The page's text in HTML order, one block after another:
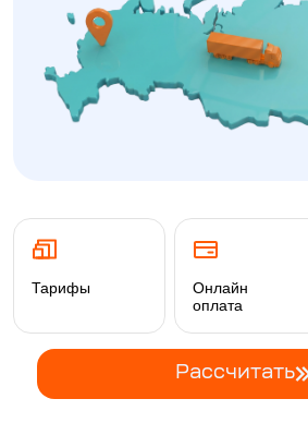
Тарифы
Онлайн
оплата
Рассчитать